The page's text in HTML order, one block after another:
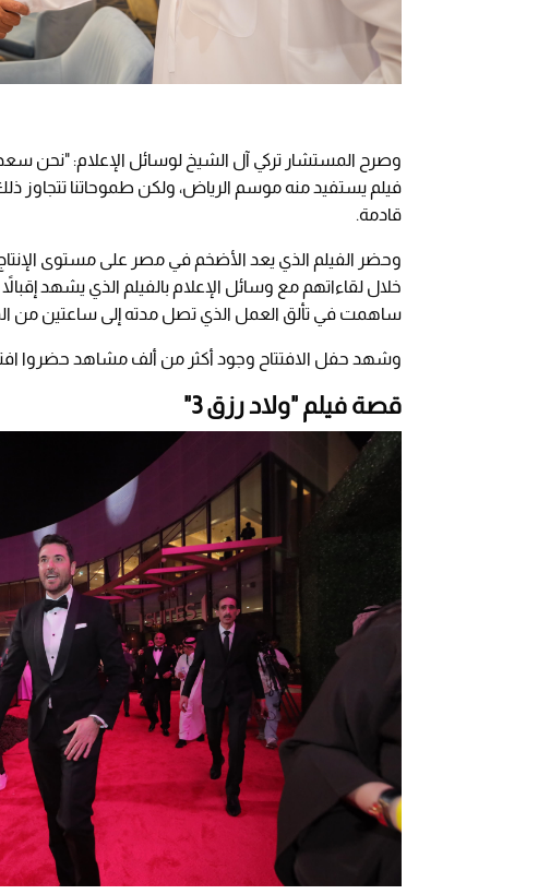
وصرح المستشار تركي آل الشيخ لوسائل الإعلام: "نحن
فيلم يستفيد منه موسم الرياض، ولكن طموحاتنا تتجاوز
قادمة.
وحضر الفيلم الذي يعد الأضخم في مصر على مستوى
خلال لقاءاتهم مع وسائل الإعلام بالفيلم الذي يشهد
ساهمت في تألق العمل الذي تصل مدته إلى ساعتين من
وشهد حفل الافتتاح وجود أكثر من ألف مشاهد حضروا
قصة فيلم "ولاد رزق 3"